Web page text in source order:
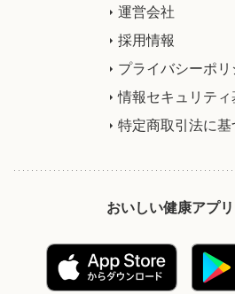
運営会社
採用情報
プライバシーポリ
情報セキュリテ
特定商取引法に
おいしい健康アプ